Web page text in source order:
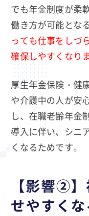
でも年金制度が柔
働き方が可能とな
っても仕事をしづ
確保しやすくなり
厚生年金保険・健
や介護中の人が安
し、在職老齢年金
導入に伴い、シニ
くなるためです。
【影響②
せやすくな